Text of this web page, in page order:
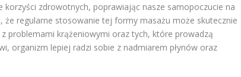
korzyści zdrowotnych, poprawiając nasze samopoczucie na
że regularne stosowanie tej formy masażu może skutecznie
problemami krążeniowymi oraz tych, które prowadzą
organizm lepiej radzi sobie z nadmiarem płynów oraz